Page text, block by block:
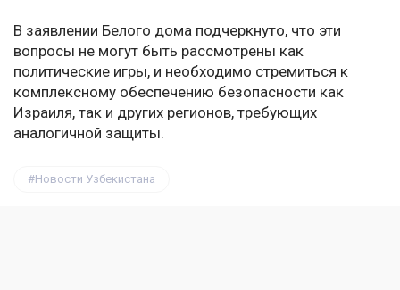
В заявлении Белого дома подчеркнуто, что эти
вопросы не могут быть рассмотрены как
политические игры, и необходимо стремиться к
комплексному обеспечению безопасности как
Израиля, так и других регионов, требующих
аналогичной защиты.
Новости Узбекистана